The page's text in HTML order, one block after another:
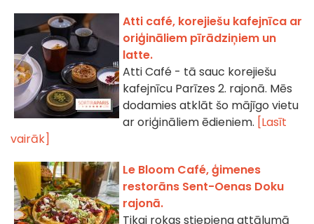
Atti café, korejiešu kafejnīca ar
oriģināliem pīrādziņiem un
latte.
Atti Café - tā sauc korejiešu
kafejnīcu Parīzes 2. rajonā. Mēs
dodamies atklāt šo mājīgo vietu
ar oriģināliem ēdieniem. [Lasīt
vairāk]
Le Bloom Café, ģimenes
restorāns Sent-Oenas Doku
rajonā.
Tikai rokas stiepiena attālumā